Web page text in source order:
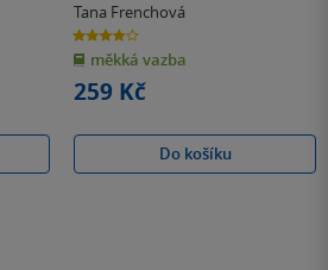
Tana Frenchová
4.0
z
5
hvězdiček
měkká vazba
259 Kč
Do košíku